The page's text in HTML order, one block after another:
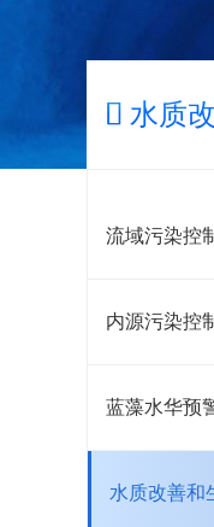
 水质
流域污染控
内源污染控
蓝藻水华预
水质改善和